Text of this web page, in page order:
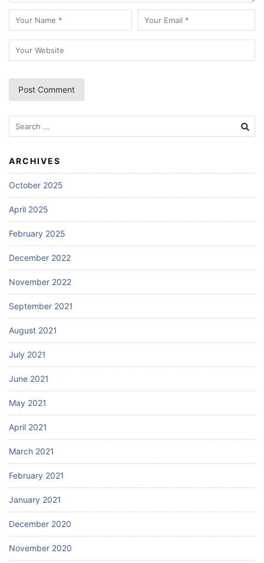
Search
for:
ARCHIVES
October 2025
April 2025
February 2025
December 2022
November 2022
September 2021
August 2021
July 2021
June 2021
May 2021
April 2021
March 2021
February 2021
January 2021
December 2020
November 2020